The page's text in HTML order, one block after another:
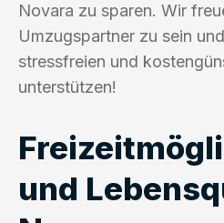
Novara zu sparen. Wir
Umzugspartner zu sein
stressfreien und
unterstützen!
und